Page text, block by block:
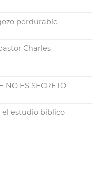
perdurable
Charles
NO ES SECRETO
el estudio bíblico